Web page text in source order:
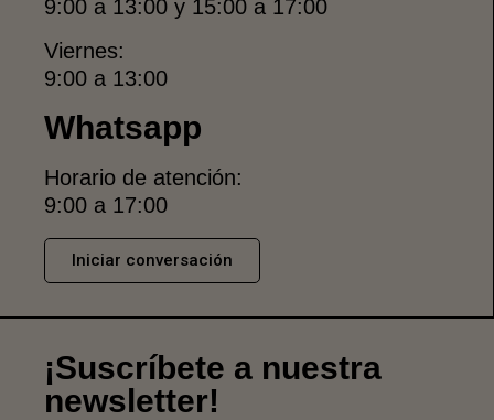
9:00 a 13:00 y 15:00 a 17:00
Viernes:
9:00 a 13:00
Whatsapp
Horario de atención:
9:00 a 17:00
Iniciar conversación
¡Suscríbete a nuestra
newsletter!